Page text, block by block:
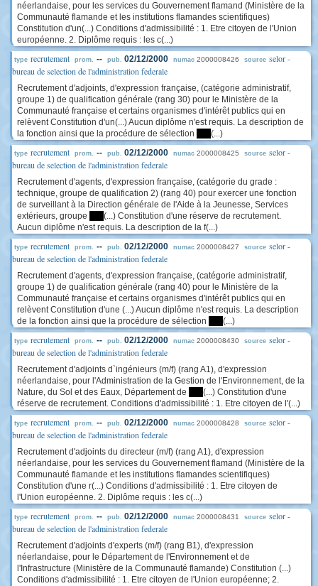
néerlandaise, pour les services du Gouvernement flamand (Ministère de la
Communauté flamande et les institutions flamandes scientifiques)
Constitution d'un(...) Conditions d'admissibilité : 1. Etre citoyen de l'Union
européenne. 2. Diplôme requis : les c(...)
type recrutement prom. -- pub. 02/12/2000 numac 2000008426 source selor -
bureau de selection de l'administration federale
Recrutement d'adjoints, d'expression française, (catégorie administratif,
groupe 1) de qualification générale (rang 30) pour le Ministère de la
Communauté française et certains organismes d'intérêt publics qui en
relèvent Constitution d'un(...) Aucun diplôme n'est requis. La description de
la fonction ainsi que la procédure de sélection
(...)
type recrutement prom. -- pub. 02/12/2000 numac 2000008425 source selor -
bureau de selection de l'administration federale
Recrutement d'agents, d'expression française, (catégorie du grade :
technique, groupe de qualification 2) (rang 40) pour exercer une fonction
de surveillant à la Direction générale de l'Aide à la Jeunesse, Services
extérieurs, groupe
(...) Constitution d'une réserve de recrutement.
Aucun diplôme n'est requis. La description de la f(...)
type recrutement prom. -- pub. 02/12/2000 numac 2000008427 source selor -
bureau de selection de l'administration federale
Recrutement d'agents, d'expression française, (catégorie administratif,
groupe 1) de qualification générale (rang 40) pour le Ministère de la
Communauté française et certains organismes d'intérêt publics qui en
relèvent Constitution d'une (...) Aucun diplôme n'est requis. La description
de la fonction ainsi que la procédure de sélection
(...)
type recrutement prom. -- pub. 02/12/2000 numac 2000008430 source selor -
bureau de selection de l'administration federale
Recrutement d'adjoints d`ingénieurs (m/f) (rang A1), d'expression
néerlandaise, pour l'Administration de la Gestion de l'Environnement, de la
Nature, du Sol et des Eaux, Département de
(...) Constitution d'une
réserve de recrutement. Conditions d'admissibilité : 1. Etre citoyen de l'(...)
type recrutement prom. -- pub. 02/12/2000 numac 2000008428 source selor -
bureau de selection de l'administration federale
Recrutement d'adjoints du directeur (m/f) (rang A1), d'expression
néerlandaise, pour les services du Gouvernement flamand (Ministère de la
Communauté flamande et les institutions flamandes scientifiques)
Constitution d'une r(...) Conditions d'admissibilité : 1. Etre citoyen de
l'Union européenne. 2. Diplôme requis : les c(...)
type recrutement prom. -- pub. 02/12/2000 numac 2000008431 source selor -
bureau de selection de l'administration federale
Recrutement d'adjoints d'experts (m/f) (rang B1), d'expression
néerlandaise, pour le Département de l'Environnement et de
l'Infrastructure (Ministère de la Communauté flamande) Constitution (...)
Conditions d'admissibilité : 1. Etre citoyen de l'Union européenne; 2.